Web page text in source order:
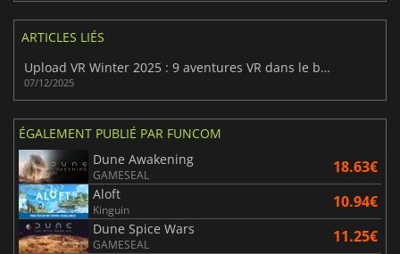
ARTICLES LIÉS
Upload VR Winter 2025 : 9 aventures VR dans le bundle Humble
07/12/2025
ÉGALEMENT PUBLIÉ PAR FUNCOM
Dune Awakening
GAMESEAL 18.63€
Aloft
Kinguin 10.94€
Dune Spice Wars
GAMESEAL 11.25€